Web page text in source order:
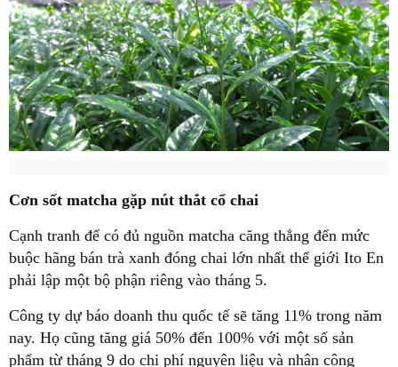
Cơn sốt matcha gặp nút thắt cổ chai
Cạnh tranh để có đủ nguồn matcha căng thẳng đến mức
buộc hãng bán trà xanh đóng chai lớn nhất thế giới Ito En
phải lập một bộ phận riêng vào tháng 5.
Công ty dự báo doanh thu quốc tế sẽ tăng 11% trong năm
nay. Họ cũng tăng giá 50% đến 100% với một số sản
phẩm từ tháng 9 do chi phí nguyên liệu và nhân công